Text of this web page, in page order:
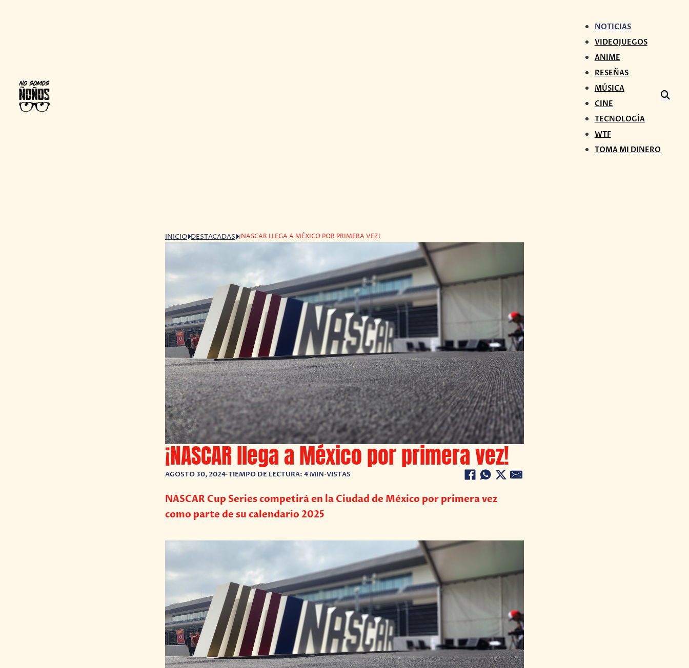
NOTICIAS
VIDEOJUEGOS
ANIME
RESEÑAS
MÚSICA
CINE
TECNOLOGÍA
WTF
TOMA MI DINERO
INICIO DESTACADAS ¡NASCAR LLEGA A MÉXICO POR PRIMERA VEZ!
¡NASCAR llega a México por primera vez!
AGOSTO 30, 2024•TIEMPO DE LECTURA: 4 MIN•VISTAS
NASCAR Cup Series competirá en la Ciudad de México por primera vez
como parte de su calendario 2025